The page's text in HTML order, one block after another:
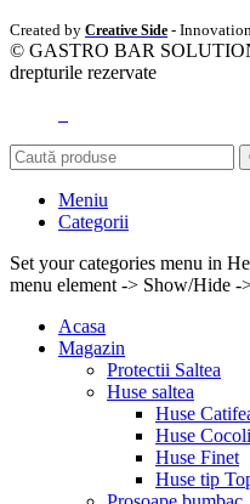
Created by Creative Side -
© GASTRO BAR
drepturile rezervate
Meniu
Categorii
Set your categories menu in
menu element -> Show/Hide -
Acasa
Magazin
Protectii Saltea
Huse saltea
Huse
Huse
Huse Finet
Huse tip